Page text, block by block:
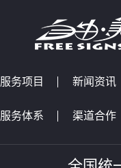
服务项目 新闻资讯
服务体系 渠道合作